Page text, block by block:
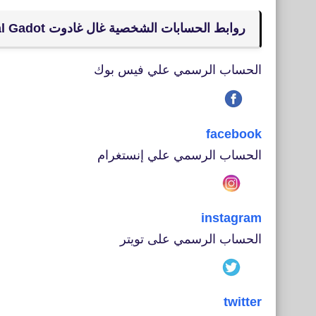
روابط الحسابات الشخصية غال غادوت Gal Gadot
الحساب الرسمي علي فيس بوك
facebook
الحساب الرسمي علي إنستغرام
instagram
الحساب الرسمي على تويتر
twitter